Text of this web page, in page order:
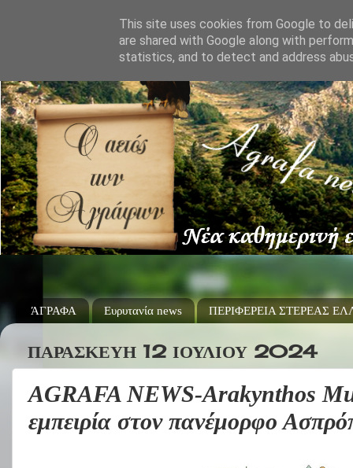
ΆΓΡΑΦΑ Ευρυτανία news ΠΕΡΙΦΕΡΕΙΑ ΣΤΕΡΕΑΣ
ΠΑΡΑΣΚΕΥΉ 12 ΙΟΥΛΊΟΥ 2024
AGRAFA NEWS-Arakynthos
εμπειρία στον πανέμορφο
This site uses cookies from Google to
are shared with Google along with
statistics, and to detect and address